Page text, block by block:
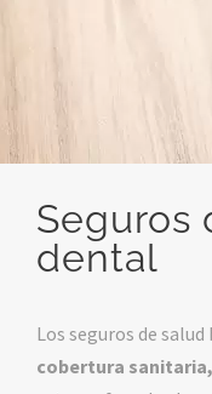
Seguros
dental
Los seguros de
cobertura